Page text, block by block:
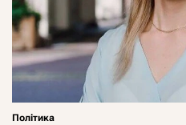
Політика